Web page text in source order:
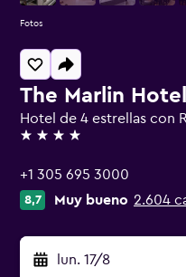
The Marlin Hotel
Hotel de 4 estrellas con
4 estrellas
+1 305 695 3000
8,7 Muy bueno 2.604
lun. 17/8
Fotos